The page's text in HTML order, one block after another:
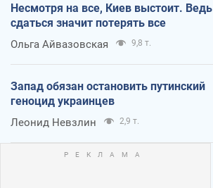
Несмотря на все, Киев выстоит. Ведь
сдаться значит потерять все
Ольга Айвазовская 9,8 т.
Запад обязан остановить путинский
геноцид украинцев
Леонид Невзлин 2,9 т.